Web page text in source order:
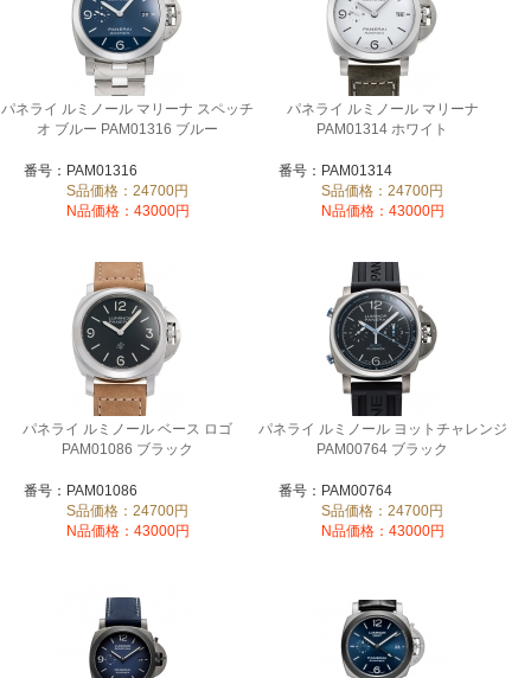
パネライ ルミノール マリーナ スペッチ
オ ブルー PAM01316 ブルー
番号：PAM01316
S品価格：24700円
N品価格：43000円
パネライ ルミノール マリーナ
PAM01314 ホワイト
番号：PAM01314
S品価格：24700円
N品価格：43000円
パネライ ルミノール ベース ロゴ
PAM01086 ブラック
番号：PAM01086
S品価格：24700円
N品価格：43000円
パネライ ルミノール ヨットチャレンジ
PAM00764 ブラック
番号：PAM00764
S品価格：24700円
N品価格：43000円